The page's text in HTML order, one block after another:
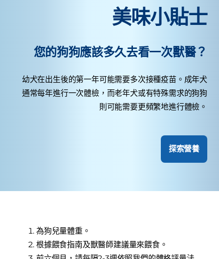
美味小貼士
您的狗狗應該多久去看一次獸醫？
幼犬在出生後的第一年可能需要多次接種疫苗。成年犬
通常每年進行一次體檢，而老年犬或有特殊需求的狗狗
則可能需要更頻繁地進行體檢。
探索營養
為狗兒量體重。
根據餵食指南及獸醫師建議量來餵食。